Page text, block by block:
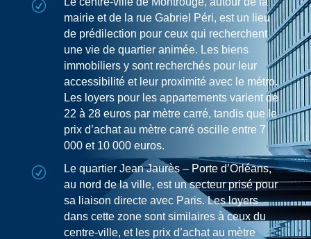
R
mairie et de la rue Gabriel Péri, est un lieu
de prédilection pour ceux qui recherchent
une vie de quartier animée. Les biens
immobiliers y sont recherchés pour leur
accessibilité et leur proximité avec le métro.
Les loyers pour les appartements varient de
22 à 28 euros par mètre carré, tandis que le
prix d’achat au mètre carré oscille entre 7
000 et 10 000 euros.
R
Le quartier Jean Jaurès – Porte d’Orléans,
au nord de la ville, est un secteur prisé pour
sa liaison directe avec Paris. Les loyers
dans cette zone sont similaires à ceux du
centre-ville, et les prix d’achat au mètre